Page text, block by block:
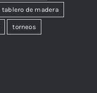
tablero de madera
torneos